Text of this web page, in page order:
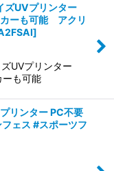
UVプリンター
ーも可能 アクリ
]
UVプリンター
ーも可能
リンター PC不要
ェス #スポーツフ